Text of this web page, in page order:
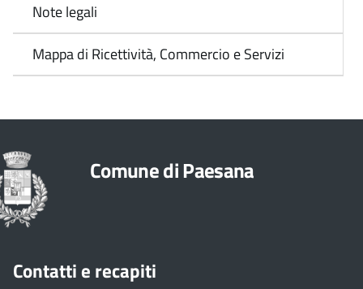
Note legali
Mappa di Ricettività, Commercio e Servizi
Comune di Paesana
Contatti e recapiti